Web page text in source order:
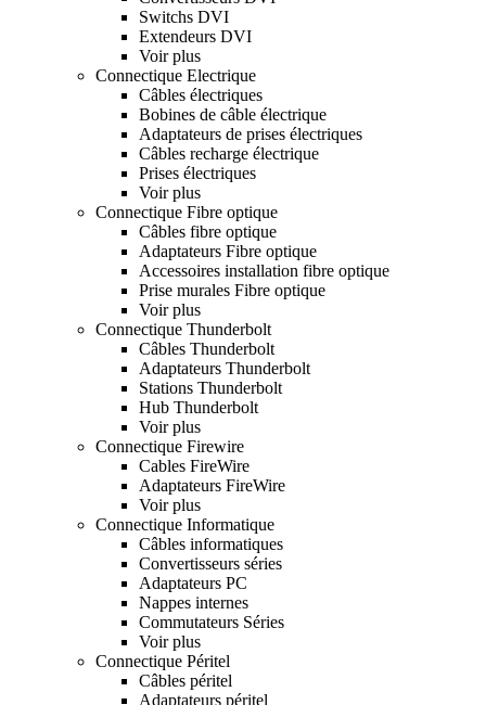
Switchs DVI
Extendeurs DVI
Voir plus
Connectique Electrique
Câbles électriques
Bobines de câble électrique
Adaptateurs de prises électriques
Câbles recharge électrique
Prises électriques
Voir plus
Connectique Fibre optique
Câbles fibre optique
Adaptateurs Fibre optique
Accessoires installation fibre optique
Prise murales Fibre optique
Voir plus
Connectique Thunderbolt
Câbles Thunderbolt
Adaptateurs Thunderbolt
Stations Thunderbolt
Hub Thunderbolt
Voir plus
Connectique Firewire
Cables FireWire
Adaptateurs FireWire
Voir plus
Connectique Informatique
Câbles informatiques
Convertisseurs séries
Adaptateurs PC
Nappes internes
Commutateurs Séries
Voir plus
Connectique Péritel
Câbles péritel
Adaptateurs péritel